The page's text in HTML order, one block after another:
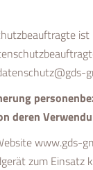
ist
deren
www.gds-
zum Einsatz